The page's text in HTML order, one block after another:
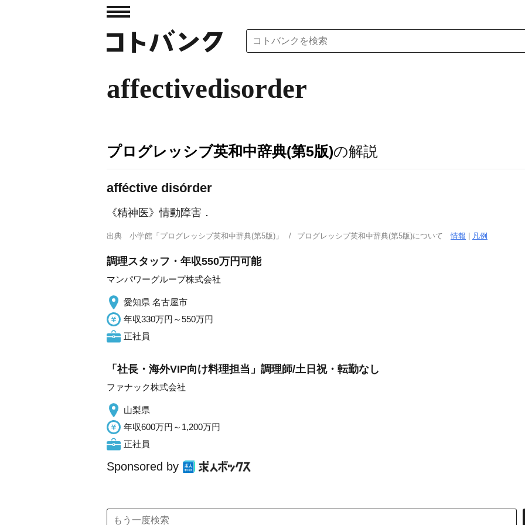
affectivedisorder
プログレッシブ英和中辞典(第5版)の解説
afféctive disórder
《精神医》情動障害 ．
出典 小学館「プログレッシブ英和中辞典(第5版)」 プログレッシブ英和中辞典(第5版)について情報 凡例
調理スタッフ・年収550万円可能
マンパワーグループ株式会社
愛知県 名古屋市
年収330万円～550万円
正社員
「社長・海外VIP向け料理担当」調理師/土日祝・転勤なし
ファナック株式会社
山梨県
年収600万円～1,200万円
正社員
Sponsored by